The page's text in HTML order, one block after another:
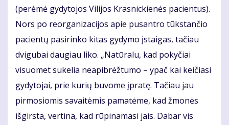
(perėmė gydytojos Vilijos Krasnickienės pacientus).
Nors po reorganizacijos apie pusantro tūkstančio
pacientų pasirinko kitas gydymo įstaigas, tačiau
dvigubai daugiau liko. „Natūralu, kad pokyčiai
visuomet sukelia neapibrėžtumo – ypač kai keičiasi
gydytojai, prie kurių buvome įpratę. Tačiau jau
pirmosiomis savaitėmis pamatėme, kad žmonės
išgirsta, vertina, kad rūpinamasi jais. Dabar vis